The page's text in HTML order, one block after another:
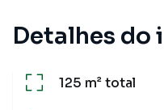
Detalhes do
125 m²total